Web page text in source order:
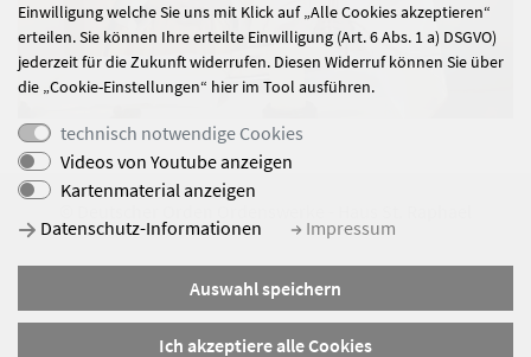
Datenschutz
Einwilligung welche Sie uns mit Klick auf „Alle Cookies akzeptieren“
erteilen. Sie können Ihre erteilte Einwilligung (Art. 6 Abs. 1 a) DSGVO)
jederzeit für die Zukunft widerrufen. Diesen Widerruf können Sie über
die „Cookie-Einstellungen“ hier im Tool ausführen.
technisch notwendige Cookies
Videos von Youtube anzeigen
Kartenmaterial anzeigen
Datenschutz-Informationen
Impressum
Auswahl speichern
Ich akzeptiere alle Cookies